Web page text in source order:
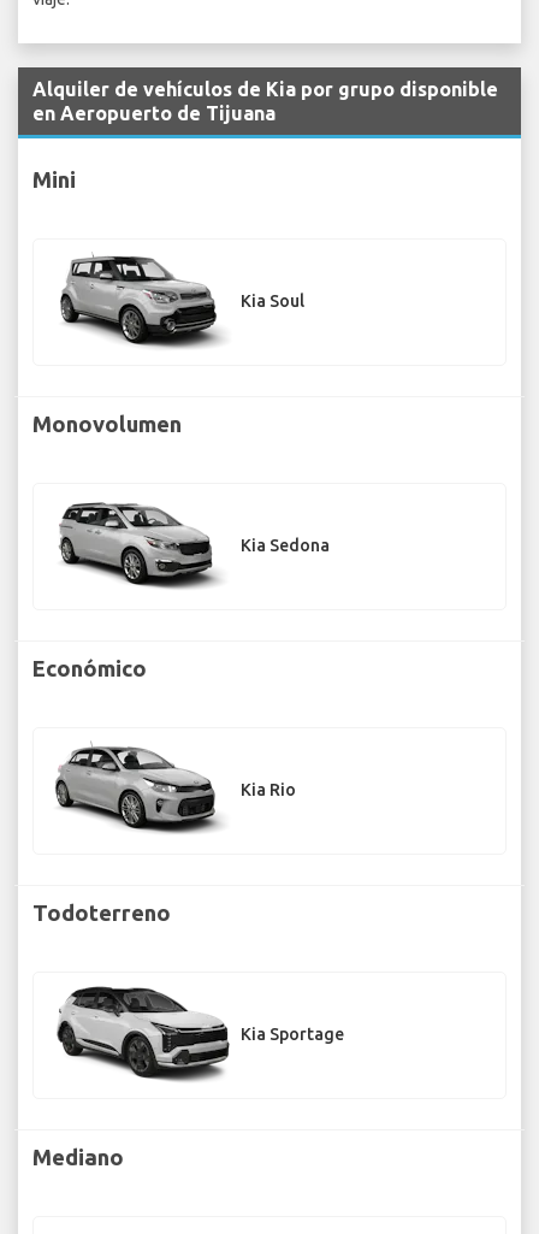
Alquiler de vehículos de Kia por grupo disponible
en Aeropuerto de Tijuana
Mini
Kia Soul
Monovolumen
Kia Sedona
Económico
Kia Rio
Todoterreno
Kia Sportage
Mediano